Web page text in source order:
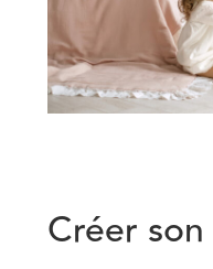
Créer